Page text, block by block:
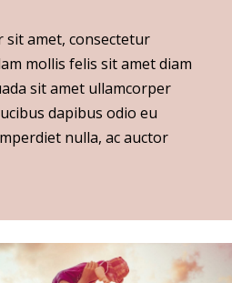
sit amet, consectetur
mollis felis sit amet diam
sit amet ullamcorper
dapibus odio eu
nulla, ac auctor